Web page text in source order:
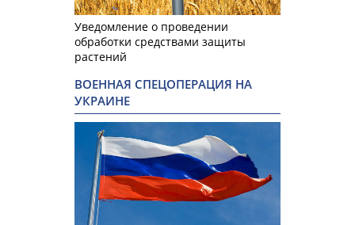
Уведомление о проведении
обработки средствами защиты
растений
ВОЕННАЯ СПЕЦОПЕРАЦИЯ НА
УКРАИНЕ